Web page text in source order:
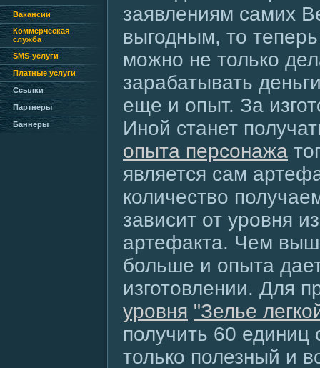
Вакансии
Коммерческая
служба
SMS-услуги
Платные услуги
Ссылки
Партнеры
Баннеры
заявлениям самих
выгодным, то
можно не только
зарабатывать
еще и опыт. За
Иной станет
опыта персонажа
является сам
количество
зависит от уровня
артефакта. Чем
больше и опыта
изготовлении. Для
уровня "Зелье
получить 60
только полезный и